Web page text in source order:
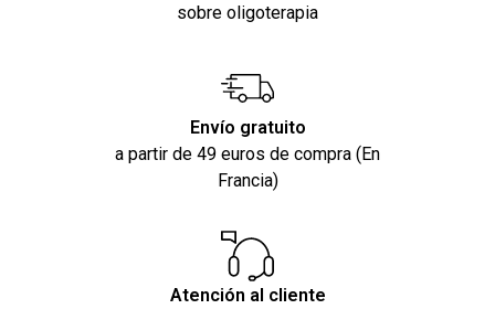
sobre oligoterapia
Envío gratuito
a partir de 49 euros de compra (En
Francia)
Atención al cliente